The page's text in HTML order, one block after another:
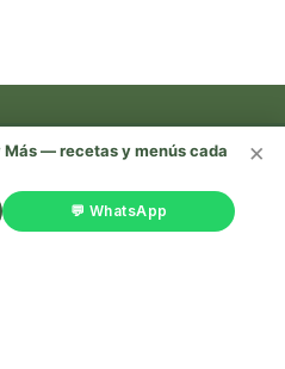
y mucho más —
redes! 🌿
×
Más — recetas y menús cada
💬 WhatsApp